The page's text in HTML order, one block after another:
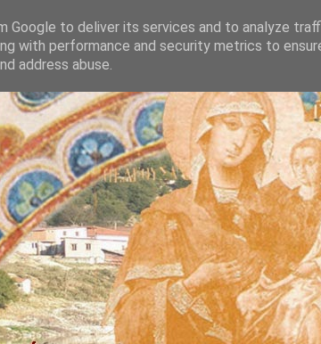
Google to deliver its services and to analyze
with performance and security metrics to
address abuse.